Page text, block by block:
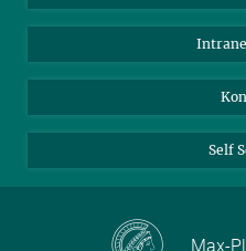
Self
Max-